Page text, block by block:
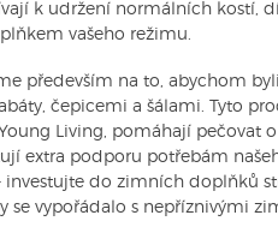
k udržení normálních kostí,
vašeho režimu.
především na to, abychom
čepicemi a šálami. Tyto
Living, pomáhají pečovat
extra podporu potřebám
investujte do zimních doplňků
se vypořádalo s nepříznivými